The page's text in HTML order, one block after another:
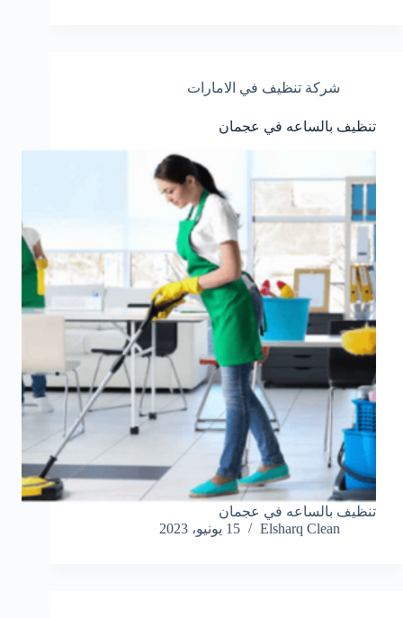
شركة تنظيف في الامارات
تنظيف بالساعه في عجمان
تنظيف بالساعه في عجمان
Elsharq Clean
15 يونيو، 2023